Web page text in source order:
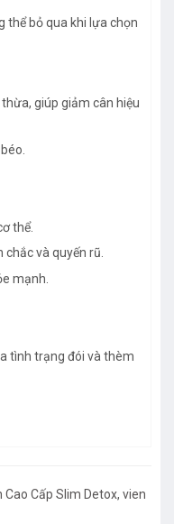
thể bỏ qua khi lựa chọn
giúp giảm cân hiệu
thể.
và quyến rũ.
mạnh.
tình trạng đói và thèm
Cao Cấp Slim Detox, vien